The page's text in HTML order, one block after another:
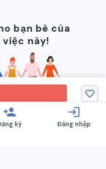
bạn bè của
việc này!
person_add
ký
login
Đăng nhập